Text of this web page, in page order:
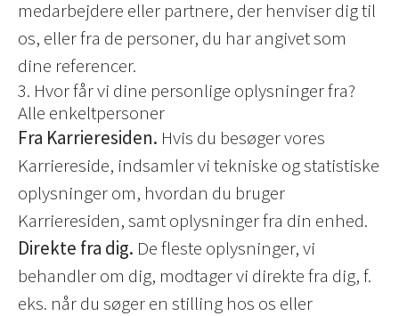
medarbejdere eller partnere, der henviser dig til
os, eller fra de personer, du har angivet som
dine referencer.
3. Hvor får vi dine personlige oplysninger fra?
Alle enkeltpersoner
Fra Karrieresiden. Hvis du besøger vores
Karriereside, indsamler vi tekniske og statistiske
oplysninger om, hvordan du bruger
Karrieresiden, samt oplysninger fra din enhed.
Direkte fra dig. De fleste oplysninger, vi
behandler om dig, modtager vi direkte fra dig, f.
eks. når du søger en stilling hos os eller